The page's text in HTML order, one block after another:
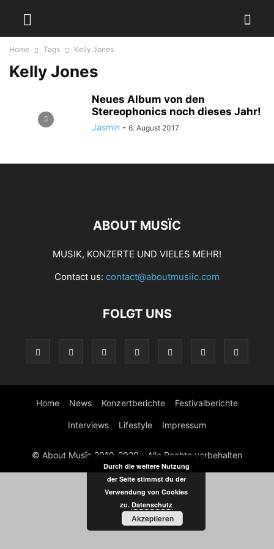
Home Tags Kelly Jones
Kelly Jones
Neues Album von den
Stereophonics noch dieses Jahr!
Jasmin - 6. August 2017
ABOUT MUSÏC
MUSIK, KONZERTE UND VIELES MEHR!
Contact us: contact@aboutmusiic.com
FOLGT UNS
Home News Konzertberichte Festivalberichte
Interviews Lifestyle Impressum
© About Musïc 2010-2020 - Alle Rechte vorbehalten
Durch die weitere Nutzung
der Seite stimmst du der
Verwendung von Cookies
zu. Datenschutz
Akzeptieren